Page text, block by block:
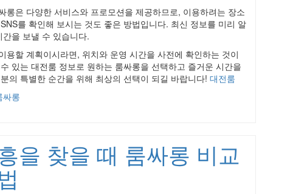
롱은 다양한 서비스와 프로모션을 제공하므로, 이용하려는 장소
를 확인해 보시는 것도 좋은 방법입니다. 최신 정보를 미리 알
을 보낼 수 있습니다.
용할 계획이시라면, 위치와 운영 시간을 사전에 확인하는 것이
있는 대전룸 정보로 원하는 룸싸롱을 선택하고 즐거운 시간을
의 특별한 순간을 위해 최상의 선택이 되길 바랍니다! 대전룸
싸롱
을 찾을 때 룸싸롱 비교